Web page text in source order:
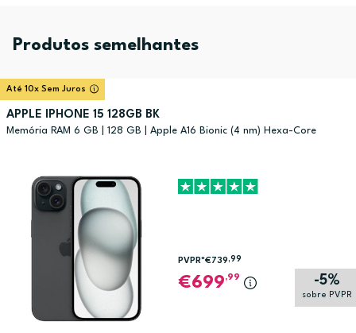
Produtos semelhantes
Até 10x Sem Juros
APPLE IPHONE 15 128GB BK
Memória RAM 6 GB | 128 GB | Apple A16 Bionic (4 nm) Hexa-Core
-5%
sobre PVPR
PVPR*€739,99
699,99